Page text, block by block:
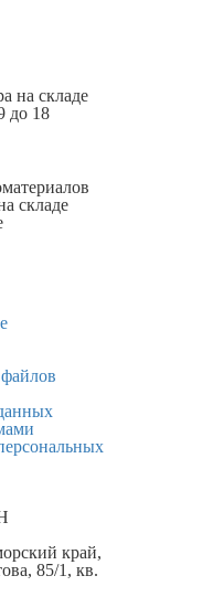
на складе
до 18
складе
край,
85/1, кв.